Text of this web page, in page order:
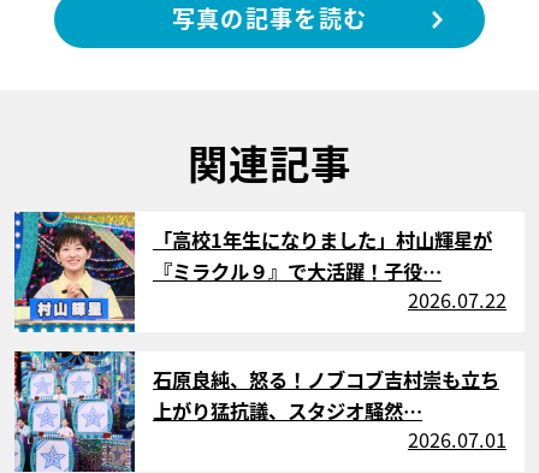
写真の記事を読む
関連記事
サムネイル
「高校1年生になりました」村山輝星が
『ミラクル９』で大活躍！子役…
2026.07.22
サムネイル
石原良純、怒る！ノブコブ吉村崇も立ち
上がり猛抗議、スタジオ騒然…
2026.07.01